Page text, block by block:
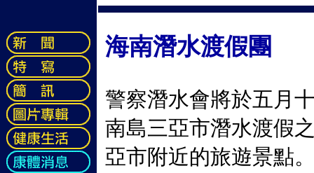
海南潛水渡假團
警察潛水會將於五月
南島三亞市潛水渡假
亞市附近的旅遊景點